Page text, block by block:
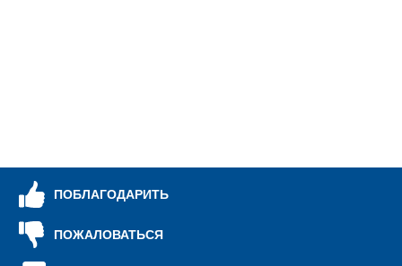
ПОБЛАГОДАРИТЬ
ПОЖАЛОВАТЬСЯ